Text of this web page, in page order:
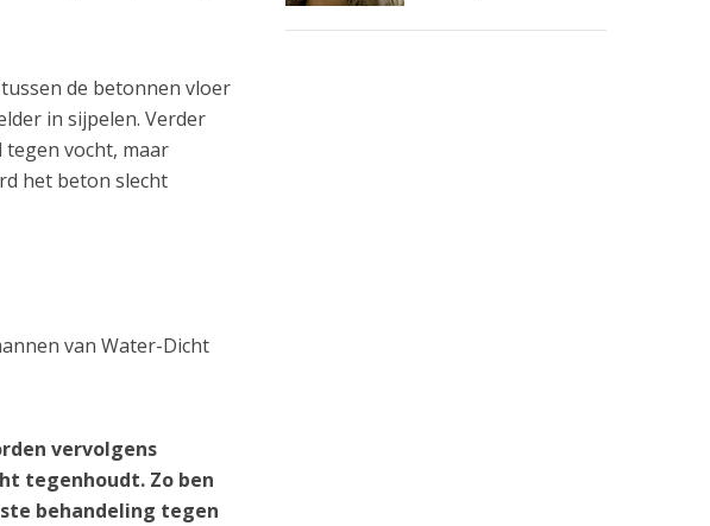
de betonnen vloer
in sijpelen. Verder
vocht, maar
het beton slecht
van Water-Dicht
vervolgens
tegenhoudt. Zo ben
behandeling tegen